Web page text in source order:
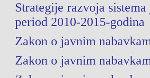
Strategije razvoja
period 2010-2015-godina
Zakon o javnim
Zakon o javnim